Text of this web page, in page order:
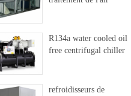
R134a water cooled oil
free centrifugal chiller
refroidisseurs de